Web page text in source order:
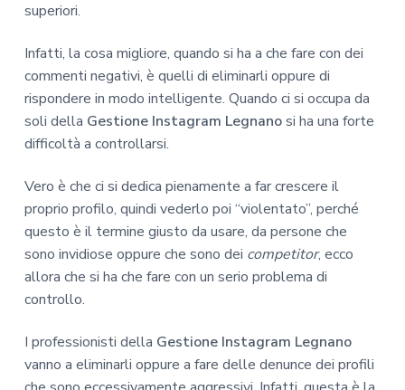
superiori.
Infatti, la cosa migliore, quando si ha a che fare con dei
commenti negativi, è quelli di eliminarli oppure di
rispondere in modo intelligente. Quando ci si occupa da
soli della Gestione Instagram Legnanosi ha una forte
difficoltà a controllarsi.
Vero è che ci si dedica pienamente a far crescere il
proprio profilo, quindi vederlo poi “violentato”, perché
questo è il termine giusto da usare, da persone che
sono invidiose oppure che sono dei competitor, ecco
allora che si ha che fare con un serio problema di
controllo.
I professionisti della Gestione Instagram Legnano
vanno a eliminarli oppure a fare delle denunce dei profili